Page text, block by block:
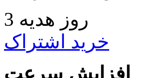
3 روز هدیه
خرید اشتراک